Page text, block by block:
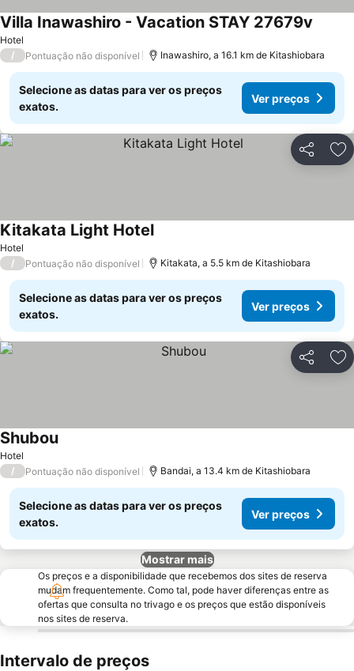
Hotel
Villa Inawashiro - Vacation STAY 27679v
/ Pontuação não disponível Inawashiro, a 16.1 km de Kitashiobara
Selecione as datas para ver os preços
exatos.
Ver preços
Partilhar
Hotel
Kitakata Light Hotel
/ Pontuação não disponível Kitakata, a 5.5 km de Kitashiobara
Selecione as datas para ver os preços
exatos.
Ver preços
Partilhar
Hotel
Shubou
/ Pontuação não disponível Bandai, a 13.4 km de Kitashiobara
Selecione as datas para ver os preços
exatos.
Ver preços
Mostrar mais
Os preços e a disponibilidade que recebemos dos sites de reserva
mudam frequentemente. Como tal, pode haver diferenças entre as
ofertas que consulta no trivago e os preços que estão disponíveis
nos sites de reserva.
Intervalo de preços